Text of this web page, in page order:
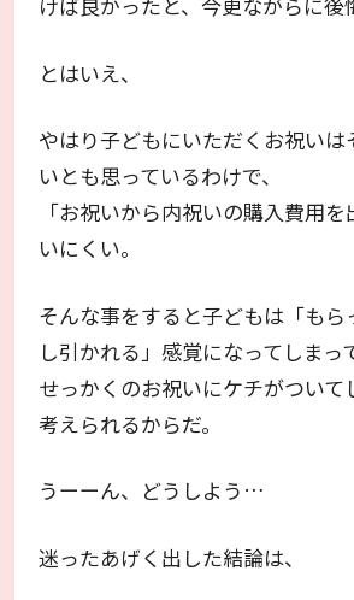
とはいえ、
やはり子どもにいただくお祝いは
いとも思っているわけで、
「お祝いから内祝いの購入費用
いにくい。
そんな事をすると子どもは「もら
し引かれる」感覚になってしまっ
せっかくのお祝いにケチがついて
考えられるからだ。
うーーん、どうしよう…
迷ったあげく出した結論は、